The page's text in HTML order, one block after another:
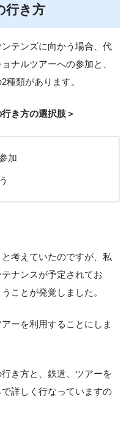
行き方
テンズに向かう場合、代
ナルツアーへの参加と、
類があります。
き方の選択肢＞
加
考えていたのですが、私
ナンスが予定されてお
ことが発覚しました。
ーを利用することにしま
き方と、鉄道、ツアーを
詳しく行なっていますの